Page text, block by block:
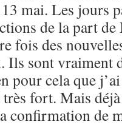
mai. Les jours
de la part
fois des
sont vraiment
pour cela que
fort. Mais
confirmation de